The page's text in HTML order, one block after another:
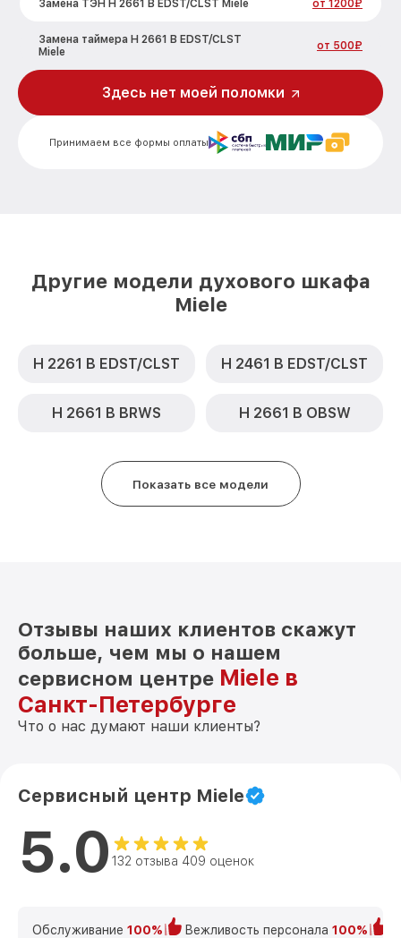
Замена ТЭН H 2661 B EDST/CLST Miele от 1200₽
Замена таймера H 2661 B EDST/CLST
Miele
от 500₽
Замена предохранителя H 2661 B
EDST/CLST Miele
Замена шнура питания H 2661 B
EDST/CLST Miele
от 500₽
Принимаем все формы оплаты
Здесь нет моей поломки
Другие модели духового шкафа
Miele
H 2261 B EDST/CLST H 2461 B EDST/CLST
H 2661 B BRWS H 2661 B OBSW
Показать все модели
Отзывы наших клиентов скажут
больше, чем мы о нашем
сервисном центре Miele в
Санкт-Петербурге
Что о нас думают наши клиенты?
Сервисный центр Miele
5.0 132 отзыва 409 оценок
Обслуживание 100% Вежливость персонала 100%